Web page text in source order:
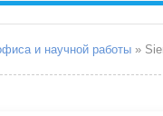
и научной работы »